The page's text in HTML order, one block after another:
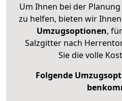
Um Ihnen bei der
zu helfen, bieten wir
Umzugsoptionen,
Salzgitter nach
Sie die volle
Folgende